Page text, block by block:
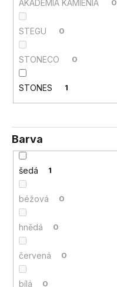
AKADEMIA KAMIENIA 0
STEGU 0
STONECO 0
STONES 1
Barva
šedá 1
béžová 0
hnědá 0
červená 0
bílá 0
m